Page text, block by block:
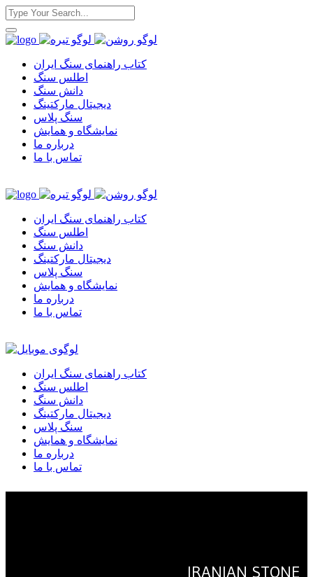
کتاب راهنمای سنگ ایران
اطلس سنگ
دانش سنگ
دیجیتال مارکتینگ
سنگ پلاس
نمایشگاه و همایش
درباره ما
تماس با ما
کتاب راهنمای سنگ ایران
اطلس سنگ
دانش سنگ
دیجیتال مارکتینگ
سنگ پلاس
نمایشگاه و همایش
درباره ما
تماس با ما
کتاب راهنمای سنگ ایران
اطلس سنگ
دانش سنگ
دیجیتال مارکتینگ
سنگ پلاس
نمایشگاه و همایش
درباره ما
تماس با ما
IRANIAN STONE